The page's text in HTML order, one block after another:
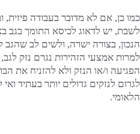
כמו כן, אם לא מדובר בעבודה פיזית,
לשבת, יש לדאוג לכיסא התומך בגב
הנכון, בצורה ישרה, ולשים לב שהגב
למרות אמצעי הזהירות נגרם נזק
הפגיעה ו/או הנזק ולא להזניח את
לגרום לנזקים גדולים יותר בעתיד
הלאומי.